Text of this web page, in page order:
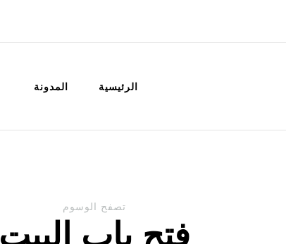
الرئيسية المدونة
تصفح الوسوم
فتح باب البيت